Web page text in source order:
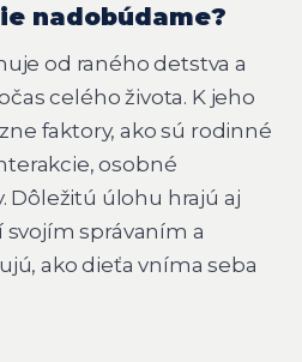
nadobúdame?
od raného detstva a
celého života. K jeho
faktory, ako sú rodinné
osobné
Dôležitú úlohu hrajú aj
svojím správaním a
ako dieťa vníma seba